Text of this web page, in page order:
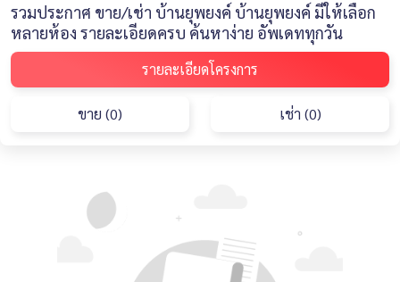
รวมประกาศ ขาย/เช่า บ้านยุพยงค์ บ้านยุพยงค์ มีให้เลือก
หลายห้อง รายละเอียดครบ ค้นหาง่าย อัพเดททุกวัน
รายละเอียดโครงการ
ขาย (0) เช่า (0)